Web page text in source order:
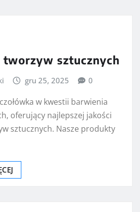
sztucznych
gru 25, 2025 0
w kwestii barwienia
oferujący najlepszej jakości
sztucznych. Nasze produkty